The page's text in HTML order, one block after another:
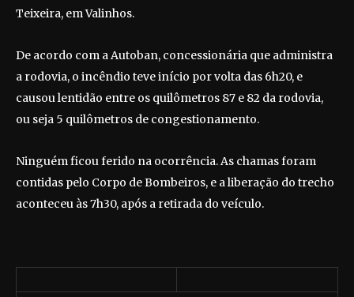
Teixeira, em Valinhos.
De acordo com a Autoban, concessionária que administra
a rodovia, o incêndio teve início por volta das 6h20, e
causou lentidão entre os quilômetros 87 e 82 da rodovia,
ou seja 5 quilômetros de congestionamento.
Ninguém ficou ferido na ocorrência. As chamas foram
contidas pelo Corpo de Bombeiros, e a liberação do trecho
aconteceu às 7h30, após a retirada do veículo.